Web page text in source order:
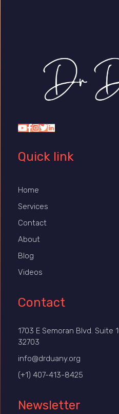
Quick link
Home
Services
Contact
About
Blog
Videos
Contact
1703 E Semoran Blvd. Suite
32703
info@drduany.org
(+1) 407-413-8425
Newsletter